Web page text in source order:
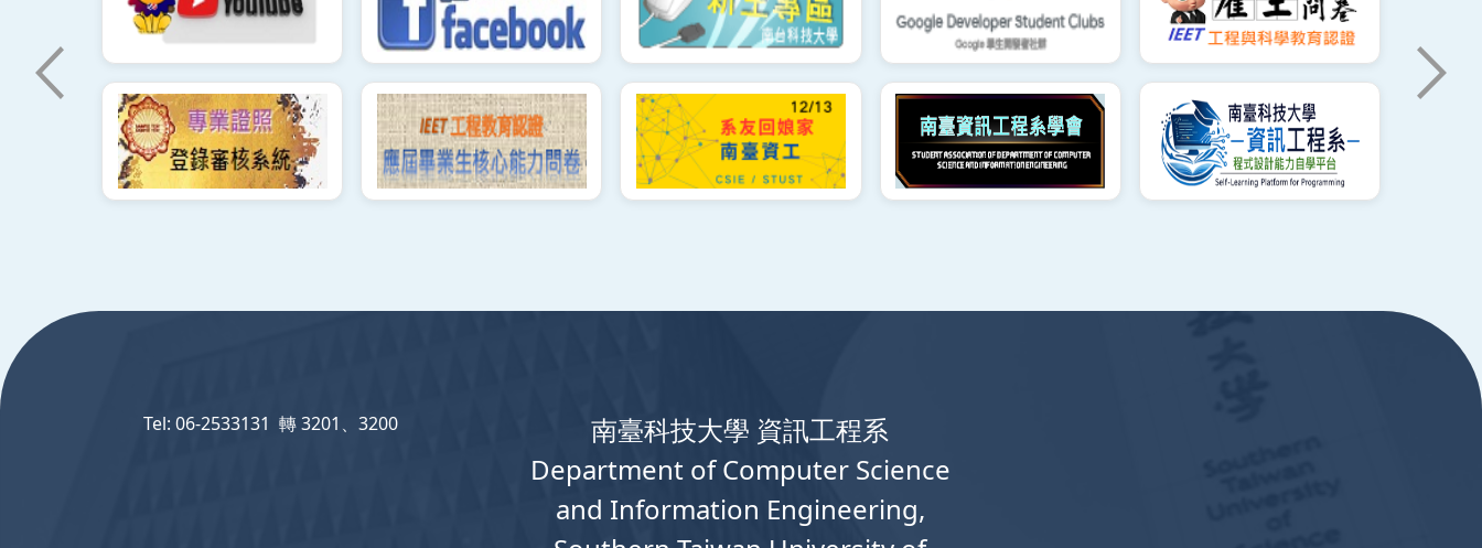
南臺科技大學 資訊工程系
Department of Computer Science
and Information Engineering,
Tel: 06-2533131 轉 3201、3200